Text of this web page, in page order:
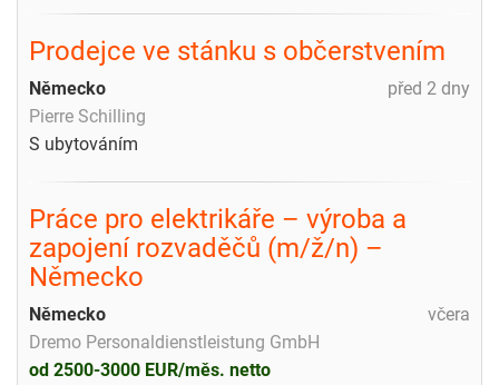
Prodejce ve stánku s občerstvením
před 2 dny
Německo
Pierre Schilling
S ubytováním
Práce pro elektrikáře – výroba a
zapojení rozvaděčů (m/ž/n) –
Německo
včera
Německo
Dremo Personaldienstleistung GmbH
od 2500-3000 EUR/měs. netto